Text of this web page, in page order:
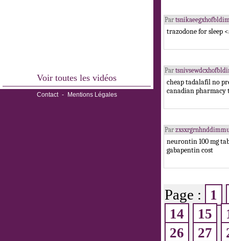
Voir toutes les vidéos
Contact - Mentions Légales
Par
trazodone for sleep
Par
cheap tadalafil no
canadian pharmacy
Par
neurontin 100 mg
gabapentin cost
Page :
1
14
15
26
27